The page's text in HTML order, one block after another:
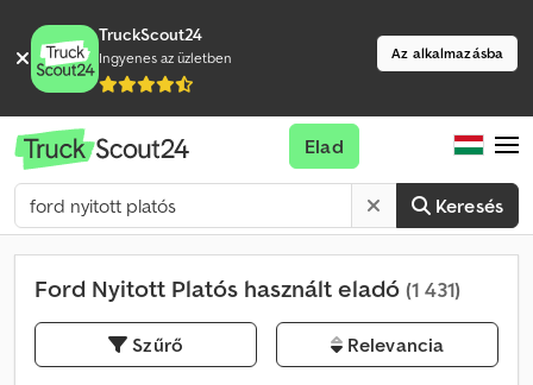
TruckScout24
Ingyenes az üzletben Az alkalmazásba
Keresés
Elad
Ford Nyitott Platós használt eladó (1 431)
Szűrő Relevancia